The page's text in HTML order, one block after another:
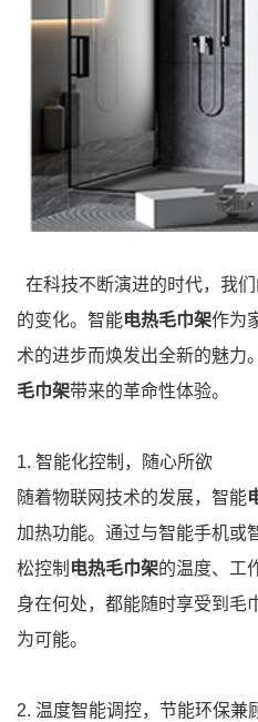
在科技不断演进的时代，我
的变化。智能电热毛巾架作为
术的进步而焕发出全新的魅力
毛巾架带来的革命性体验。
1. 智能化控制，随心所欲
随着物联网技术的发展，智能
加热功能。通过与智能手机或
松控制 电热毛巾架的温度、工
身在何处，都能随时享受到毛
为可能。
2. 温度智能调控，节能环保兼